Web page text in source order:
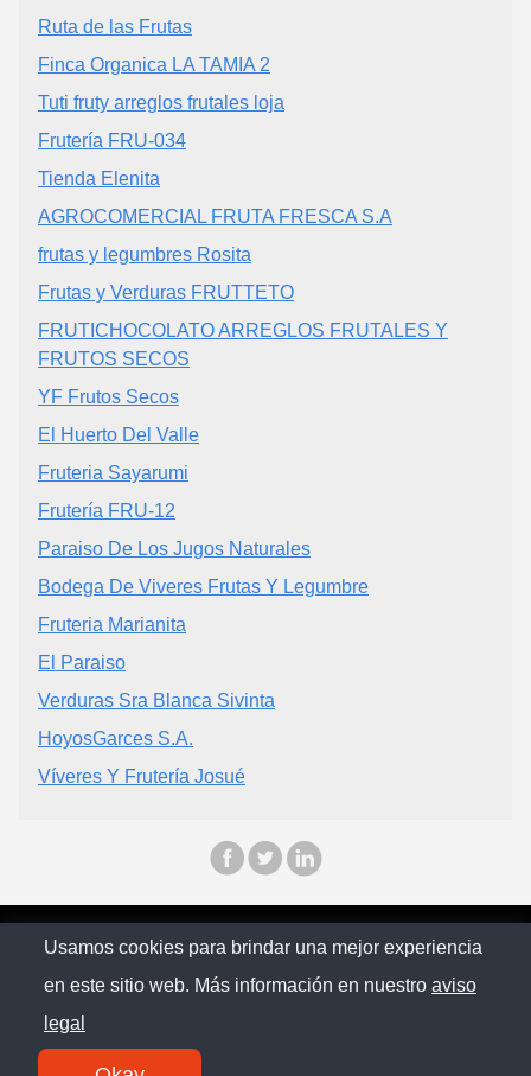
Ruta de las Frutas
Finca Organica LA TAMIA 2
Tuti fruty arreglos frutales loja
Frutería FRU-034
Tienda Elenita
AGROCOMERCIAL FRUTA FRESCA S.A
frutas y legumbres Rosita
Frutas y Verduras FRUTTETO
FRUTICHOCOLATO ARREGLOS FRUTALES Y
FRUTOS SECOS
YF Frutos Secos
El Huerto Del Valle
Fruteria Sayarumi
Frutería FRU-12
Paraiso De Los Jugos Naturales
Bodega De Viveres Frutas Y Legumbre
Fruteria Marianita
El Paraiso
Verduras Sra Blanca Sivinta
HoyosGarces S.A.
Víveres Y Frutería Josué
© Ecuapinoo 2025
Política de privacidad
Usamos cookies para brindar una mejor experiencia
en este sitio web. Más información en nuestro aviso
legal